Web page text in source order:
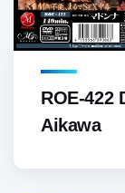
ROE-422
Aikawa